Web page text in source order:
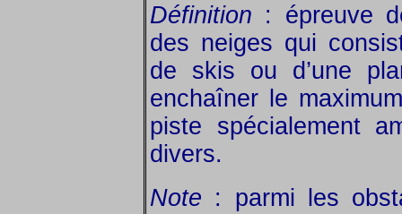
Définition : épreuve
des neiges qui
de skis ou d’une
enchaîner le
piste spécialement
divers.
Note : parmi les